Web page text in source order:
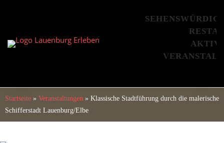
Startseite » Veranstaltungen » Klassische Stadtführung durch die malerische
Schifferstadt Lauenburg/Elbe